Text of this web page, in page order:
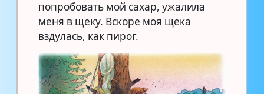
попробовать мой сахар, ужалила
меня в щеку. Вскоре моя щека
вздулась, как пирог.